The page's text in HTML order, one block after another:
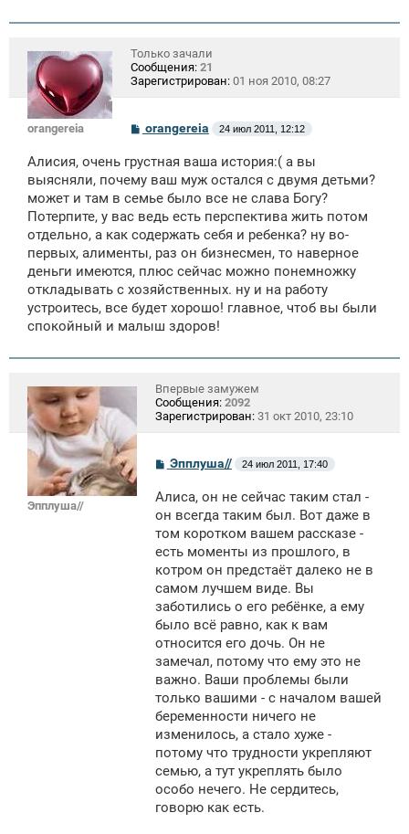
orangereia
Только зачали
Сообщения: 21
Зарегистрирован: 01 ноя 2010, 08:27
С
о
б
щ
е
н
и
orangereia 24 июл 2011, 12:12
Алисия, очень грустная ваша история:( а вы
выясняли, почему ваш муж остался с двумя детьми?
может и там в семье было все не слава Богу?
Потерпите, у вас ведь есть перспектива жить потом
отдельно, а как содержать себя и ребенка? ну во-
первых, алименты, раз он бизнесмен, то наверное
деньги имеются, плюс сейчас можно понемножку
откладывать с хозяйственных. ну и на работу
устроитесь, все будет хорошо! главное, чтоб вы были
спокойный и малыш здоров!
Эпплуша//
Впервые замужем
Сообщения: 2092
Зарегистрирован: 31 окт 2010, 23:10
С
о
б
щ
н
и
Эпплуша// 24 июл 2011, 17:40
Алиса, он не сейчас таким стал -
он всегда таким был. Вот даже в
том коротком вашем рассказе -
есть моменты из прошлого, в
котром он предстаёт далеко не в
самом лучшем виде. Вы
заботились о его ребёнке, а ему
было всё равно, как к вам
относится его дочь. Он не
замечал, потому что ему это не
важно. Ваши проблемы были
только вашими - с началом вашей
беременности ничего не
изменилось, а стало хуже -
потому что трудности укрепляют
семью, а тут укреплять было
особо нечего. Не сердитесь,
говорю как есть.